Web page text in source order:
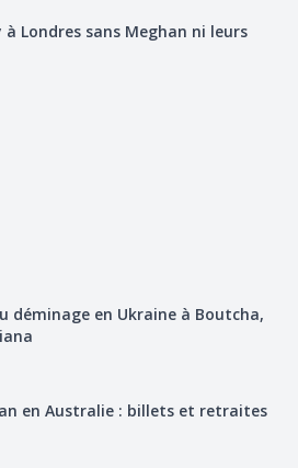
à Londres sans Meghan ni leurs
déminage en Ukraine à Boutcha,
en Australie : billets et retraites